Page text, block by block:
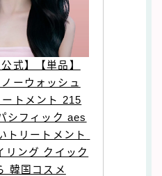
式】【単品】
ーウォッシュ
トメント 215
シフィック aes
トリートメント
リング クイック
韓国コスメ